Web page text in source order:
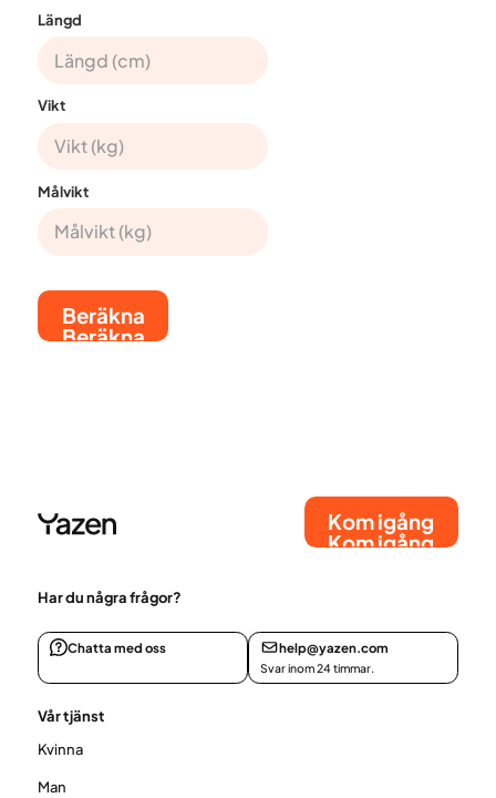
Längd
Vikt
Målvikt
Beräkna
Beräkna
Kom igång
Kom igång
Har du några frågor?
Chatta med oss help@yazen.com
Svar inom 24 timmar.
Vår tjänst
Kvinna
Man